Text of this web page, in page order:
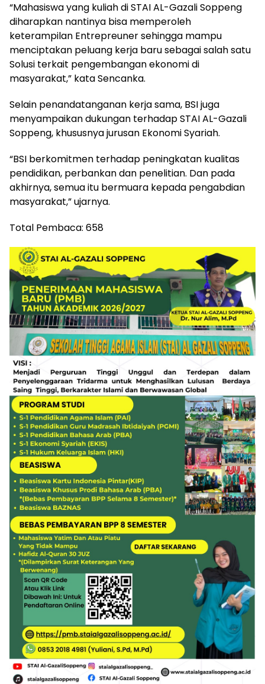
“Mahasiswa yang kuliah di STAI AL-Gazali Soppeng
diharapkan nantinya bisa memperoleh
keterampilan Entrepreuner sehingga mampu
menciptakan peluang kerja baru sebagai salah satu
Solusi terkait pengembangan ekonomi di
masyarakat,” kata Sencanka.
Selain penandatanganan kerja sama, BSI juga
menyampaikan dukungan terhadap STAI AL-Gazali
Soppeng, khususnya jurusan Ekonomi Syariah.
“BSI berkomitmen terhadap peningkatan kualitas
pendidikan, perbankan dan penelitian. Dan pada
akhirnya, semua itu bermuara kepada pengabdian
masyarakat,” ujarnya.
Total Pembaca: 658